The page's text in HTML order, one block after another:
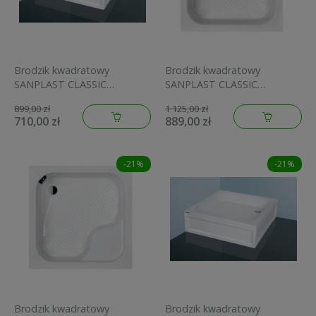
Brodzik kwadratowy
SANPLAST CLASSIC
615010003001000
899,00 zł
710,00 zł
Brodzik kwadratowy
SANPLAST CLASSIC
615010022001000
1 125,00 zł
889,00 zł
-21%
Brodzik kwadratowy
-21%
Brodzik kwadratowy